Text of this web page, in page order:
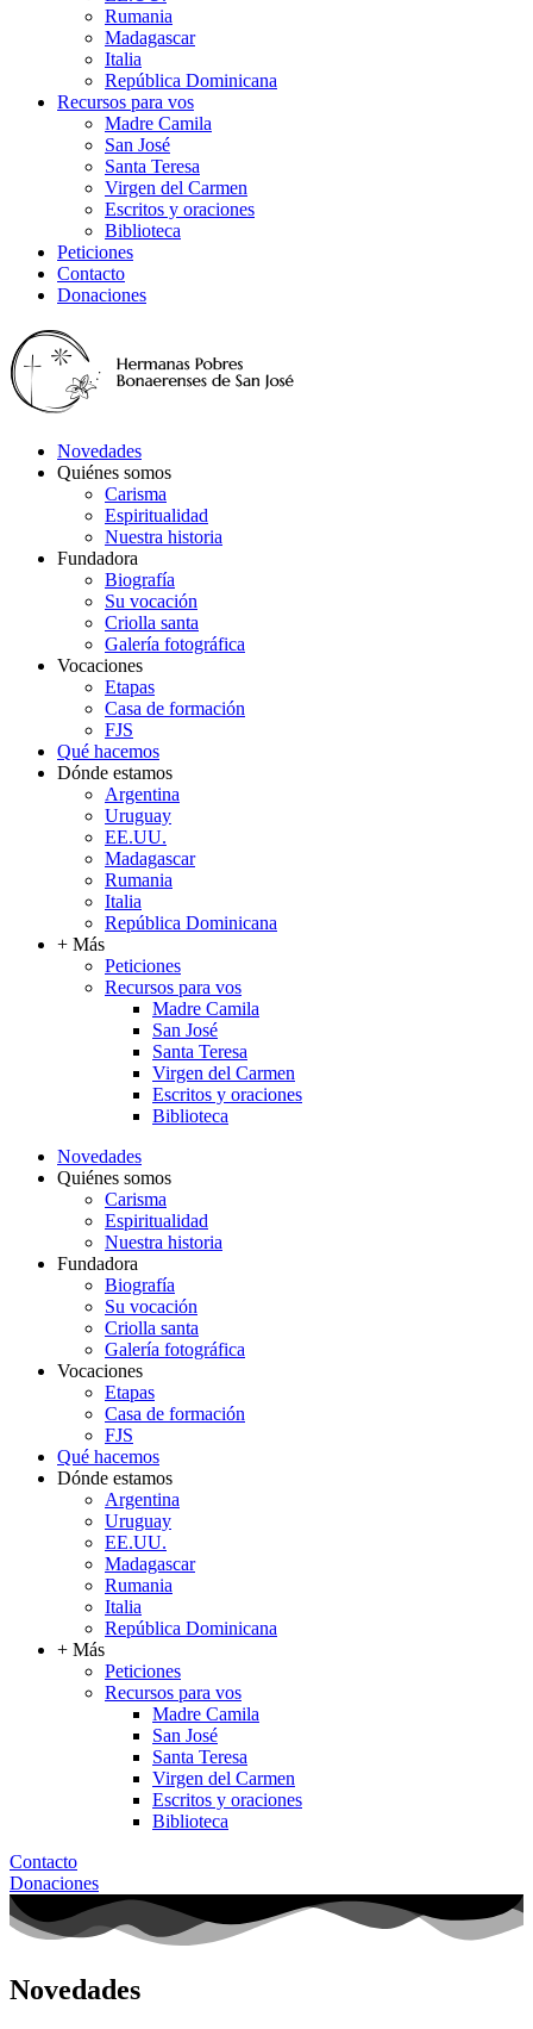
Rumania
Madagascar
Italia
República Dominicana
Recursos para vos
Madre Camila
San José
Santa Teresa
Virgen del Carmen
Escritos y oraciones
Biblioteca
Peticiones
Contacto
Donaciones
Novedades
Quiénes somos
Carisma
Espiritualidad
Nuestra historia
Fundadora
Biografía
Su vocación
Criolla santa
Galería fotográfica
Vocaciones
Etapas
Casa de formación
FJS
Qué hacemos
Dónde estamos
Argentina
Uruguay
EE.UU.
Madagascar
Rumania
Italia
República Dominicana
+ Más
Peticiones
Recursos para vos
Madre Camila
San José
Santa Teresa
Virgen del Carmen
Escritos y oraciones
Biblioteca
Novedades
Quiénes somos
Carisma
Espiritualidad
Nuestra historia
Fundadora
Biografía
Su vocación
Criolla santa
Galería fotográfica
Vocaciones
Etapas
Casa de formación
FJS
Qué hacemos
Dónde estamos
Argentina
Uruguay
EE.UU.
Madagascar
Rumania
Italia
República Dominicana
+ Más
Peticiones
Recursos para vos
Madre Camila
San José
Santa Teresa
Virgen del Carmen
Escritos y oraciones
Biblioteca
Contacto
Donaciones
Novedades